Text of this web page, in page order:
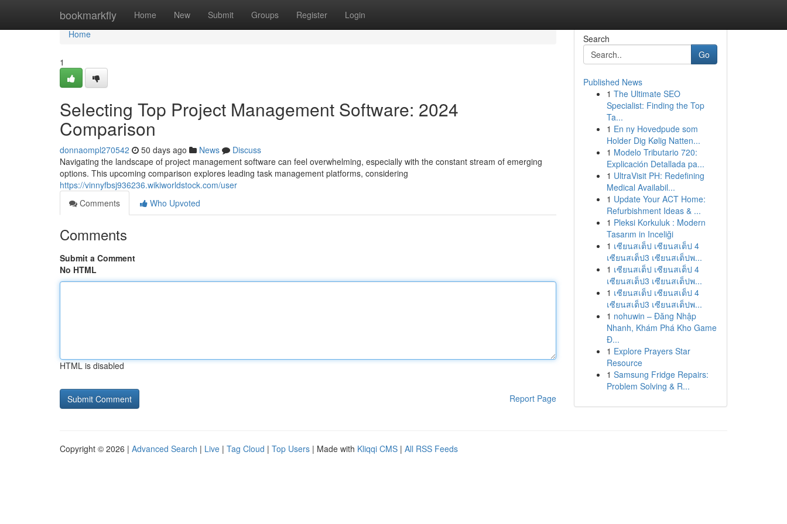
bookmarkfly Home New Submit Groups Register Login
Home
Home
1
Selecting Top Project Management Software: 2024
Comparison
donnaompl270542 50 days ago News
Discuss
Navigating the landscape of project management software can feel overwhelming, especially with the constant stream of emerging
options. This upcoming comparison explores leading task management platforms, considering
https://vinnyfbsj936236.wikiworldstock.com/user
Comments
Who Upvoted
Comments
Submit a Comment
No HTML
HTML is disabled
Report Page
Search
Go
Published News
1 The Ultimate SEO
Specialist: Finding the Top
Ta...
1 En ny Hovedpude som
Holder Dig Kølig Natten...
1 Modelo Tributario 720:
Explicación Detallada pa...
1 UltraVisit PH: Redefining
Medical Availabil...
1 Update Your ACT Home:
Refurbishment Ideas & ...
1 Pleksi Korkuluk : Modern
Tasarım in Inceliği
1 เซียนสเต็ป เซียนสเต็ป 4
เซียนสเต็ป3 เซียนสเต็ปพ...
1 เซียนสเต็ป เซียนสเต็ป 4
เซียนสเต็ป3 เซียนสเต็ปพ...
1 เซียนสเต็ป เซียนสเต็ป 4
เซียนสเต็ป3 เซียนสเต็ปพ...
1 nohuwin – Đăng Nhập
Nhanh, Khám Phá Kho Game
Đ...
1 Explore Prayers Star
Resource
1 Samsung Fridge Repairs:
Problem Solving & R...
Copyright © 2026 | Advanced Search | Live | Tag Cloud | Top Users | Made with Kliqqi CMS | All RSS Feeds